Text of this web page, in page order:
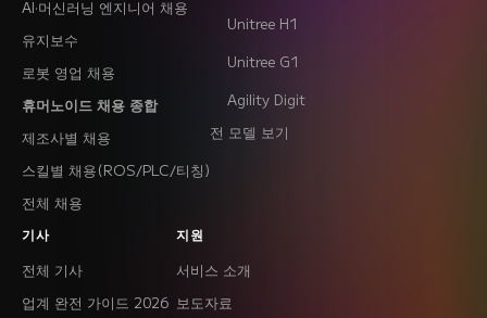
AI·머신러닝 엔지니어 채용
유지보수
로봇 영업 채용
휴머노이드 채용 종합
제조사별 채용
스킬별 채용(ROS/PLC/티칭)
전체 채용
Unitree H1
Unitree G1
Agility Digit
전 모델 보기
기사
전체 기사
업계 완전 가이드 2026
지원
서비스 소개
보도자료